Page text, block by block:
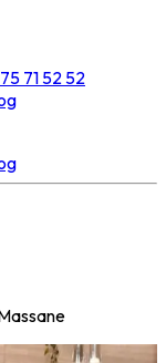
71 52 52